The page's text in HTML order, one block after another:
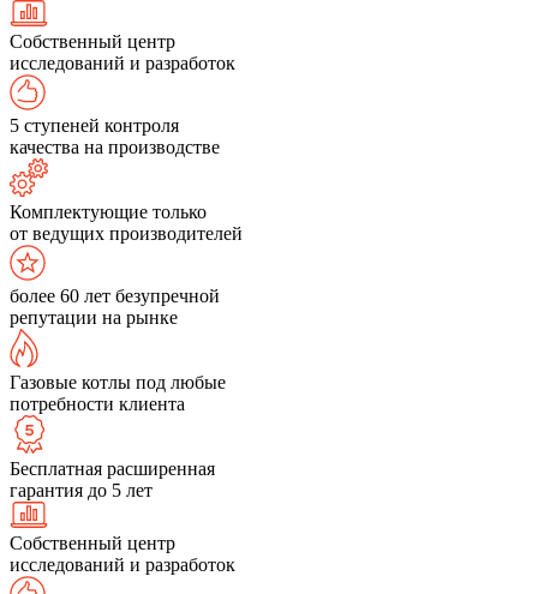
Собственный центр
исследований и разработок
5 ступеней контроля
качества на производстве
Комплектующие только
от ведущих производителей
более 60 лет безупречной
репутации на рынке
Газовые котлы под любые
потребности клиента
Бесплатная расширенная
гарантия до 5 лет
Собственный центр
исследований и разработок